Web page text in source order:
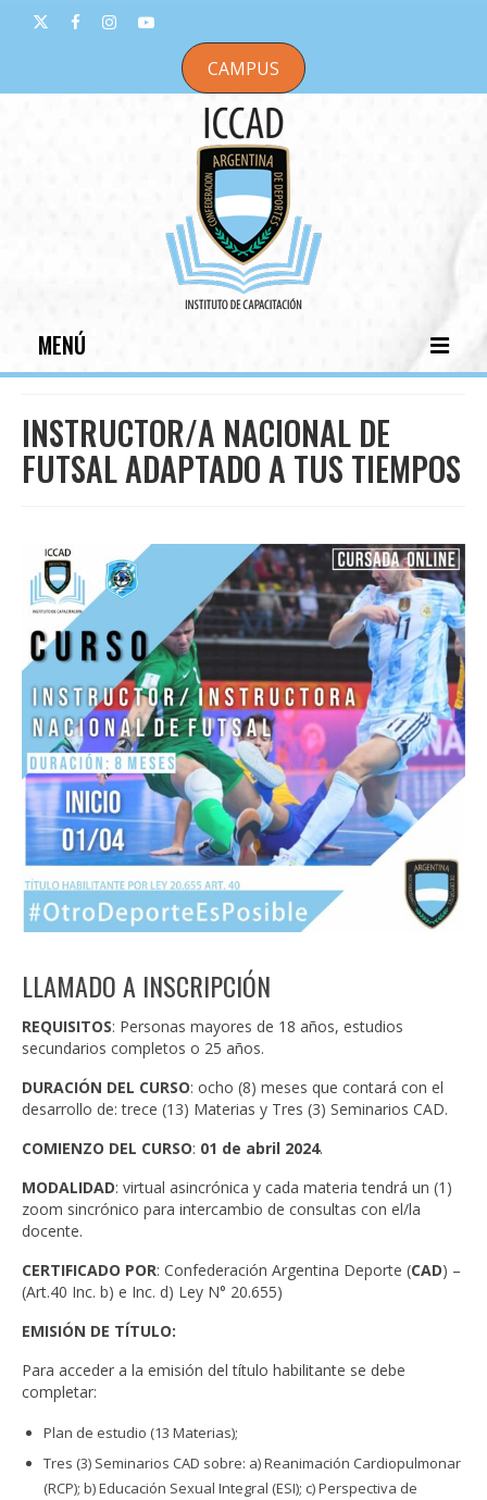
CAMPUS
MENÚ
INSTITUCIONAL
CAPACITACIONES
CONTACTO
INSTRUCTOR/A NACIONAL DE
FUTSAL ADAPTADO A TUS TIEMPOS
LLAMADO A INSCRIPCIÓN
REQUISITOS: Personas mayores de 18 años, estudios
secundarios completos o 25 años.
DURACIÓN DEL CURSO: ocho (8) meses que contará con el
desarrollo de: trece (13) Materias y Tres (3) Seminarios CAD.
COMIENZO DEL CURSO: 01 de abril 2024.
MODALIDAD: virtual asincrónica y cada materia tendrá un (1)
zoom sincrónico para intercambio de consultas con el/la
docente.
CERTIFICADO POR: Confederación Argentina Deporte (CAD) –
(Art.40 Inc. b) e Inc. d) Ley N° 20.655)
EMISIÓN DE TÍTULO:
Para acceder a la emisión del título habilitante se debe
completar:
Plan de estudio (13 Materias);
Tres (3) Seminarios CAD sobre: a) Reanimación Cardiopulmonar
(RCP); b) Educación Sexual Integral (ESI); c) Perspectiva de